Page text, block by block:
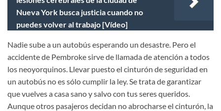
Nueva York busca justicia cuando no
puedes volver al trabajo [Vídeo]
Nadie sube a un autobús esperando un desastre. Pero el
accidente de Pembroke sirve de llamada de atención a todos
los neoyorquinos. Llevar puesto el cinturón de seguridad en
un autobús no es sólo cumplir la ley. Se trata de garantizar
que vuelves a casa sano y salvo con tus seres queridos.
Aunque otros pasajeros decidan no abrocharse el cinturón, la